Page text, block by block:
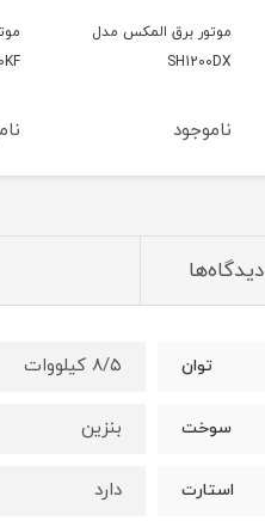
موتور برق وکسون مدل
VK3900KF
ناموجود
دیدگاه‌ها
توان ۸/۵ کیلووات
سوخت بنزین
استارت دارد